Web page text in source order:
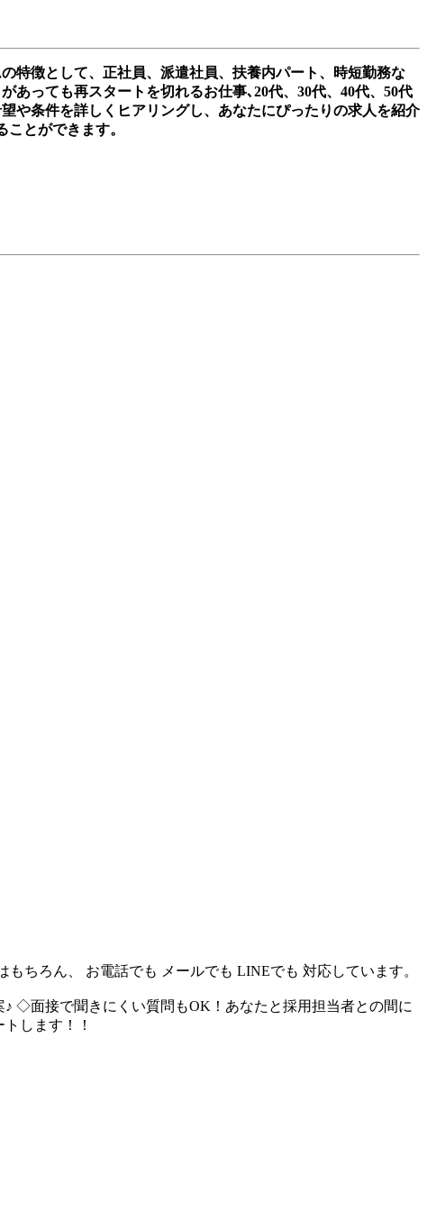
特徴として、正社員、派遣社員、扶養内パート、時短勤務な
あっても再スタートを切れるお仕事､20代、30代、40代、50代
や条件を詳しくヒアリングし、あなたにぴったりの求人を紹介
とができます。
ちろん、 お電話でも メールでも LINEでも 対応しています。
◇面接で聞きにくい質問もOK！あなたと採用担当者との間に
します！！